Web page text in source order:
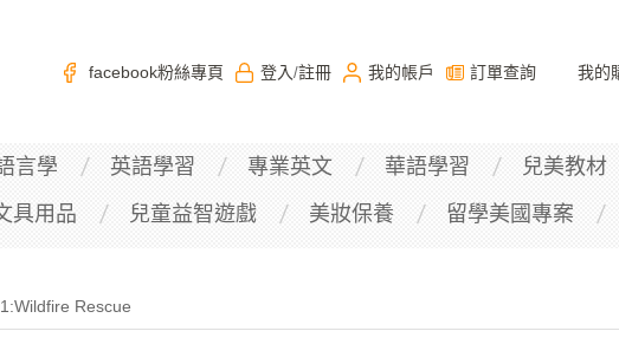
facebook粉絲專頁 登入 /註冊 我的帳戶 訂單查詢 我的
言學 英語學習 專業英文 華語學習 兒美教材
具用品 兒童益智遊戲 美妝保養 留學美國專案
Rescue